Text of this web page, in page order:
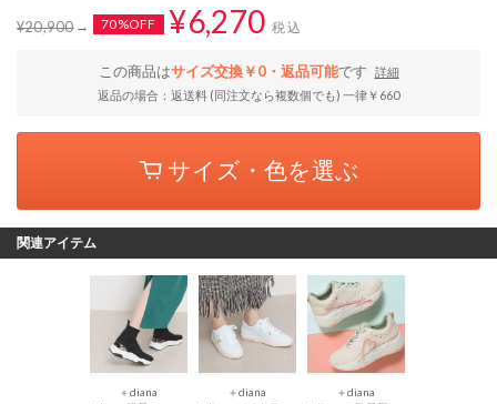
¥20,900 70%OFF ¥6,270 税込
この商品はサイズ交換￥0・返品可能です
詳細
返品の場合：返送料 (同注文なら複数個でも) 一律￥660
サイズ・色を選ぶ
関連アイテム
＋diana
＋diana
＋diana